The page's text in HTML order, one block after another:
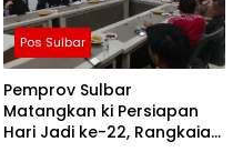
Pos Sulbar
Pemprov Sulbar
Matangkan ki Persiapan
Hari Jadi ke-22, Rangkaian